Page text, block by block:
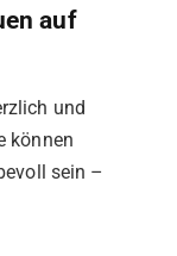
auf
und
können
sein –